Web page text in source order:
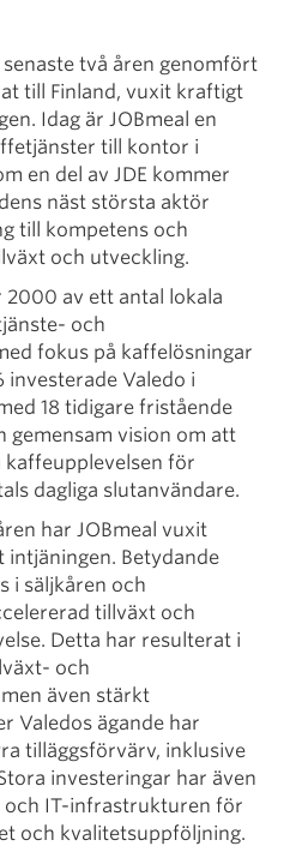
två åren genomfört
till Finland, vuxit kraftigt
Idag är JOBmeal en
till kontor i
en del av JDE kommer
näst största aktör
till kompetens och
och utveckling.
2000 av ett antal lokala
och
fokus på kaffelösningar
Valedo i
18 tidigare fristående
gemensam vision om att
för
dagliga slutanvändare.
har JOBmeal vuxit
Betydande
i säljkåren och
tillväxt och
Detta har resulterat i
och
även stärkt
Valedos ägande har
tilläggsförvärv, inklusive
investeringar har även
och IT-infrastrukturen för
och kvalitetsuppföljning.